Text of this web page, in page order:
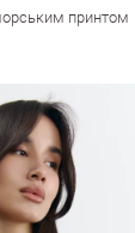
принтом